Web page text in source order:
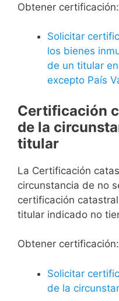
Obtener certificación:
Solicitar
los bienes
de un titular
excepto País
Certificación
de la
titular
La Certificación
circunstancia de no
certificación
titular indicado no
Obtener certificación:
Solicitar
de la